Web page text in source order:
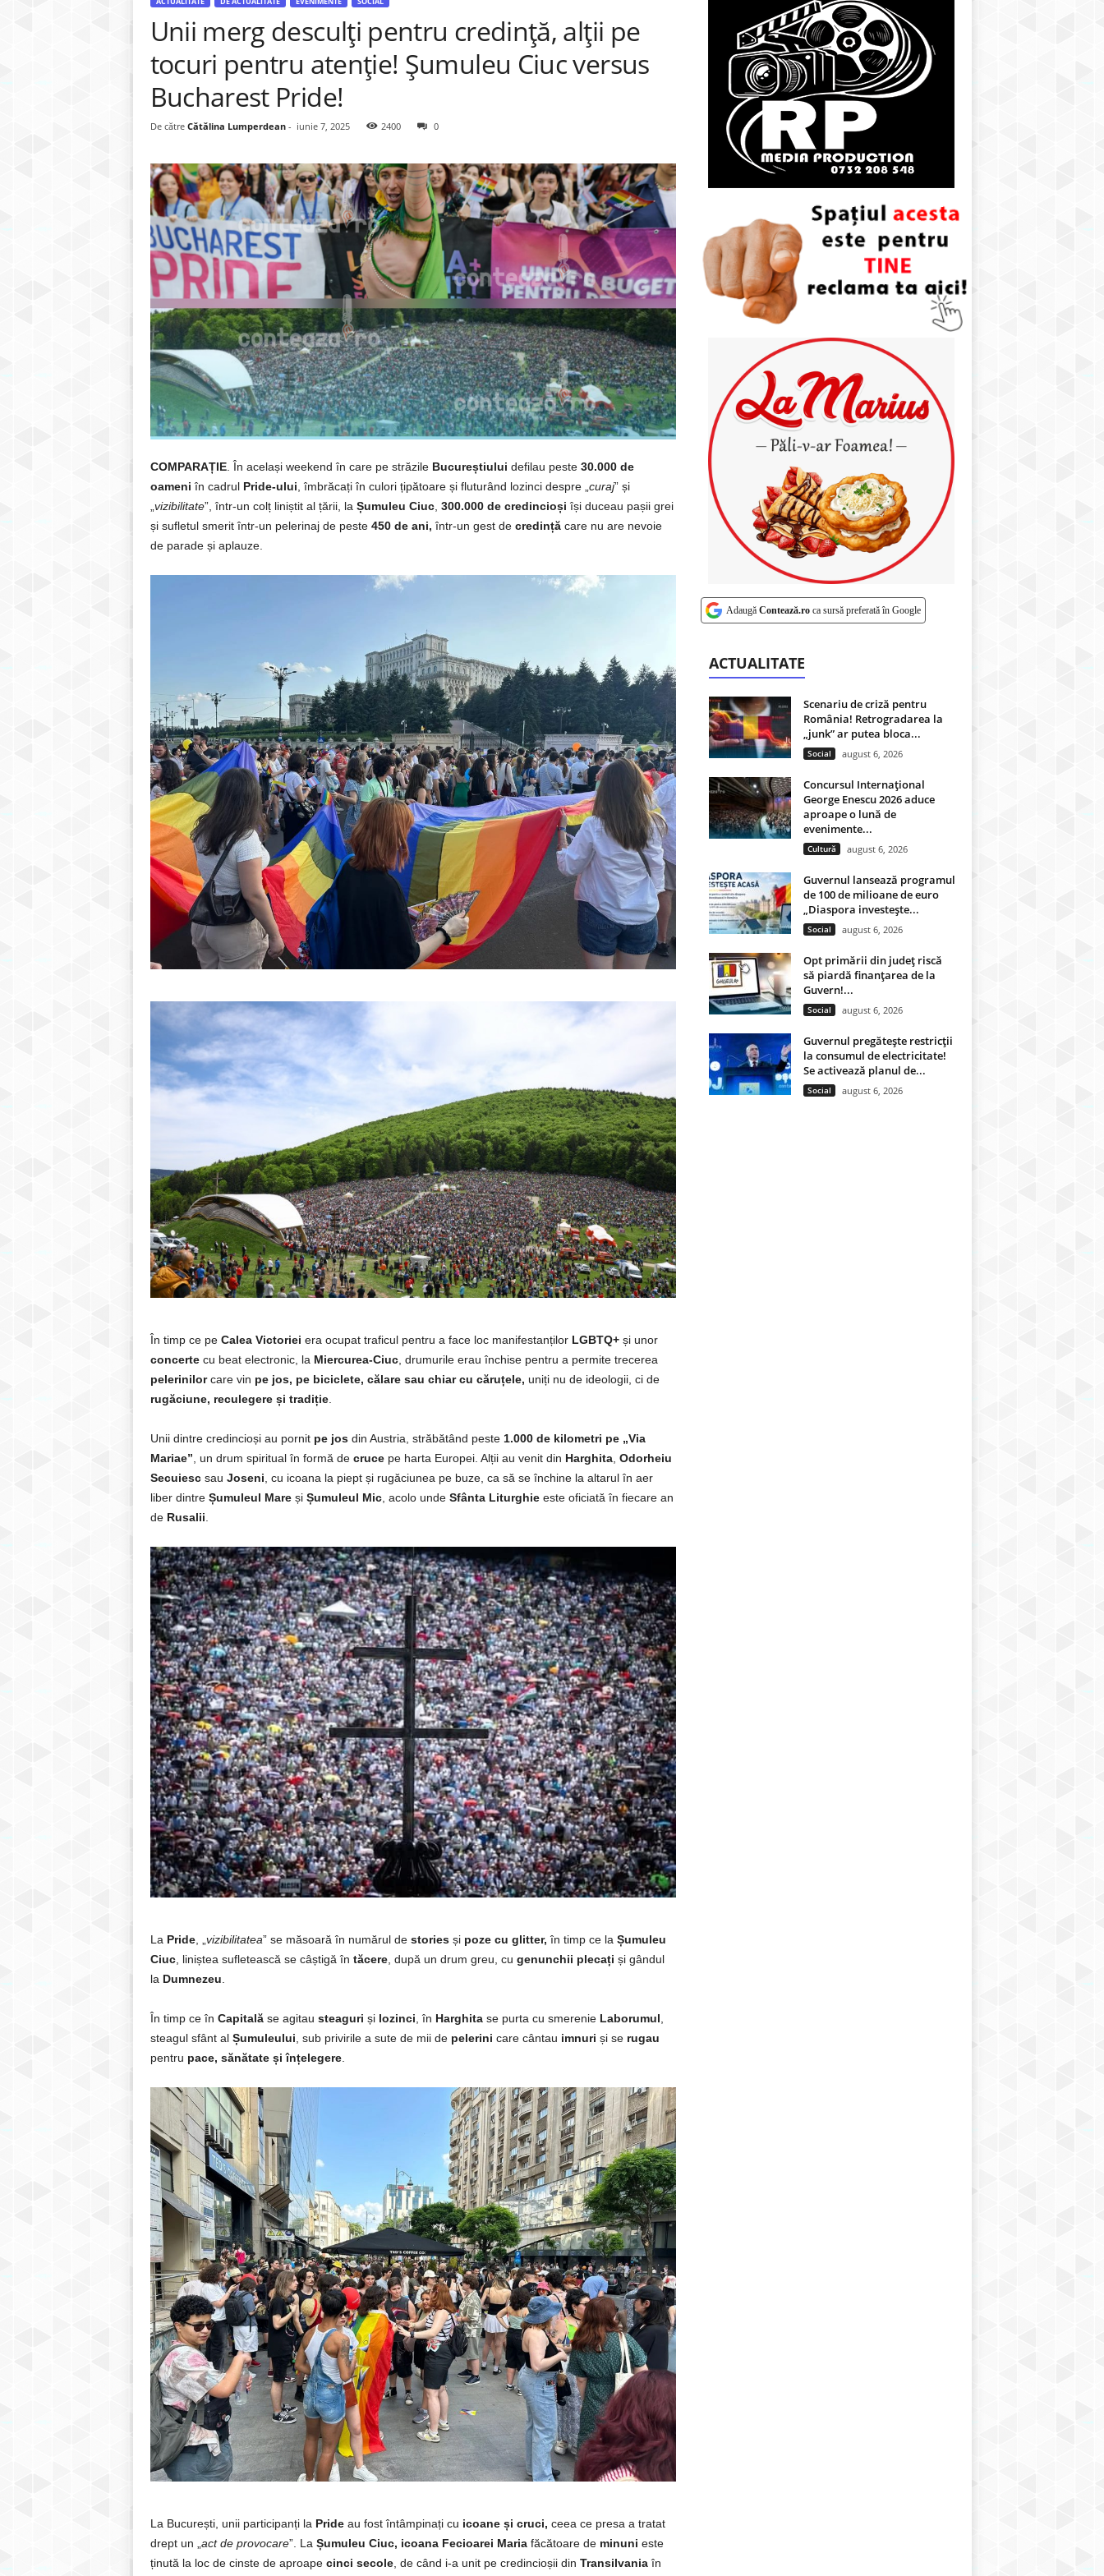
Unii merg desculți pentru credință, alții pe
tocuri pentru atenție! Şumuleu Ciuc versus
Bucharest Pride!
De către Cătălina Lumperdean- iunie 7, 2025 2400 0
COMPARAȚIE. În același weekend în care pe străzile Bucureștiului defilau peste 30.000 de
oameni în cadrul Pride-ului , îmbrăcați în culori țipătoare și fluturând lozinci despre „ curaj” și
vizibilitate”, într-un colț liniștit al țării, la Șumuleu Ciuc, 300.000 de credincioși își duceau pașii grei
și sufletul smerit într-un pelerinaj de peste 450 de ani, într-un gest de credințăcare nu are nevoie
de parade și aplauze.
În timp ce pe Calea Victoriei era ocupat traficul pentru a face loc manifestanților LGBTQ+ și unor
concertecu beat electronic, la Miercurea-Ciuc, drumurile erau închise pentru a permite trecerea
pelerinilorcare vin pe jos, pe biciclete, călare sau chiar cu căruțele, uniți nu de ideologii, ci de
rugăciune, reculegere și tradiție.
Unii dintre credincioși au pornit pe jos din Austria, străbătând peste 1.000 de kilometri pe „Via
Mariae” , un drum spiritual în formă de crucepe harta Europei. Alții au venit din Harghita, Odorheiu
Secuiescsau Joseni , cu icoana la piept și rugăciunea pe buze, ca să se închine la altarul în aer
liber dintre Șumuleul Mareși Șumuleul Mic, acolo unde Sfânta Liturghieeste oficiată în fiecare an
de Rusalii
La Pride, „ vizibilitatea” se măsoară în numărul de storiesși poze cu glitter, în timp ce la Șumuleu
Ciuc, liniștea sufletească se câștigă în tăcere, după un drum greu, cu genunchii plecați și gândul
la Dumnezeu
În timp ce în Capitalăse agitau steaguri și lozinci , în Harghitase purta cu smerenie Laborumul
steagul sfânt al Șumuleului , sub privirile a sute de mii de pelerini care cântau imnuri și se rugau
pentru pace, sănătate și înțelegere.
La București, unii participanți la Prideau fost întâmpinați cu icoane și cruci, ceea ce presa a tratat
drept un „ act de provocare”. La Șumuleu Ciuc, icoana Fecioarei Mariafăcătoare de minuni este
ținută la loc de cinste de aproape cinci secole, de când i-a unit pe credincioșii din Transilvaniaîn
Adaugă Contează.roca sursă preferată în Google
ACTUALITATE
Scenariu de criză pentru
România! Retrogradarea la
„junk” ar putea bloca...
Social august 6, 2026
Concursul Internațional
George Enescu 2026 aduce
aproape o lună de
evenimente...
Cultură august 6, 2026
Guvernul lansează programul
de 100 de milioane de euro
„Diaspora investește...
Social august 6, 2026
Opt primării din județ riscă
să piardă finanțarea de la
Guvern!...
Social august 6, 2026
Guvernul pregătește restricții
la consumul de electricitate!
Se activează planul de...
Social august 6, 2026